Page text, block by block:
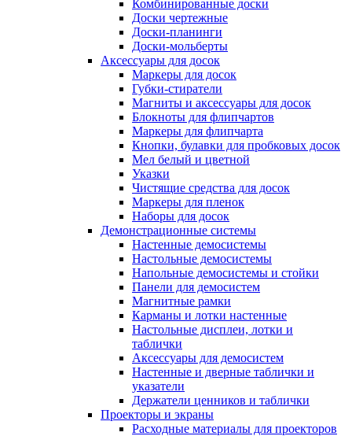
Комбинированные доски
Доски чертежные
Доски-планинги
Доски-мольберты
Аксессуары для досок
Маркеры для досок
Губки-стиратели
Магниты и аксессуары для досок
Блокноты для флипчартов
Маркеры для флипчарта
Кнопки, булавки для пробковых досок
Мел белый и цветной
Указки
Чистящие средства для досок
Маркеры для пленок
Наборы для досок
Демонстрационные системы
Настенные демосистемы
Настольные демосистемы
Напольные демосистемы и стойки
Панели для демосистем
Магнитные рамки
Карманы и лотки настенные
Настольные дисплеи, лотки и
таблички
Аксессуары для демосистем
Настенные и дверные таблички и
указатели
Держатели ценников и таблички
Проекторы и экраны
Расходные материалы для проекторов